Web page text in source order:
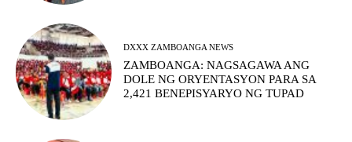
DXXX ZAMBOANGA NEWS
ZAMBOANGA: NAGSAGAWA ANG
DOLE NG ORYENTASYON PARA SA
2,421 BENEPISYARYO NG TUPAD